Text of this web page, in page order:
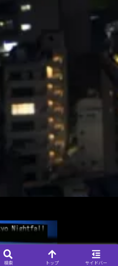
管理人 なおきち.
検索 トップ サイドバー